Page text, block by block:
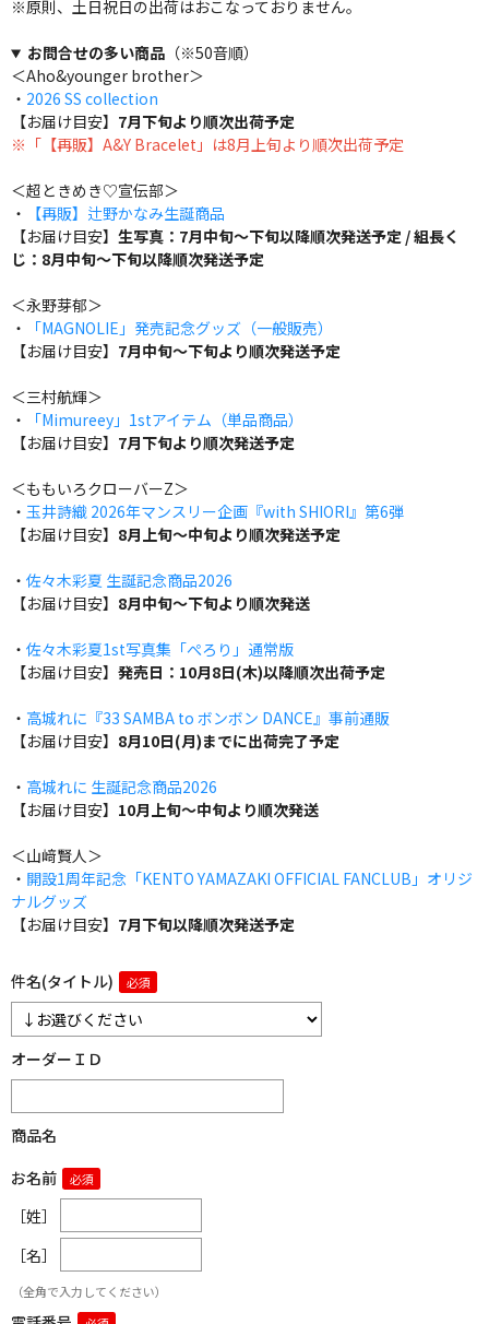
※原則、土日祝日の出荷はおこなっておりません。
お問合せの多い商品（※50音順）
＜Aho&younger brother＞
・ 2026 SS collection
【お届け目安】 7月下旬より順次出荷予定
※「【再販】A&Y Bracelet」は8月上旬より順次出荷予定
＜超ときめき♡宣伝部＞
・
【再販】辻野かなみ生誕商品
【お届け目安】 生写真：7月中旬～下旬以降順次発送予定 / 組長く
じ：8月中旬～下旬以降順次発送予定
＜永野芽郁＞
・
「MAGNOLIE」発売記念グッズ（一般販売）
【お届け目安】 7月中旬～下旬より順次発送予定
＜三村航輝＞
・
「Mimureey」1stアイテム（単品商品）
【お届け目安】 7月下旬より順次発送予定
＜ももいろクローバーZ＞
・ 玉井詩織 2026年マンスリー企画『with SHIORI』第6弾
【お届け目安】 8月上旬～中旬より順次発送予定
・ 佐々木彩夏 生誕記念商品2026
【お届け目安】 8月中旬～下旬より順次発送
・ 佐々木彩夏1st写真集「ぺろり」通常版
【お届け目安】 発売日：10月8日(木)以降順次出荷予定
・ 高城れに『33 SAMBA to ボンボン DANCE』事前通販
【お届け目安】 8月10日(月)までに出荷完了予定
・ 高城れに 生誕記念商品2026
【お届け目安】 10月上旬～中旬より順次発送
＜山﨑賢人＞
・ 開設1周年記念「KENTO YAMAZAKI OFFICIAL FANCLUB」オリジ
ナルグッズ
【お届け目安】 7月下旬以降順次発送予定
件名(タイトル)
オーダーＩＤ
商品名
お名前
［姓］
［名］
（全角で入力してください）